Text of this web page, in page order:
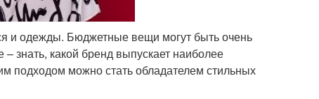
и одежды. Бюджетные вещи могут быть очень
знать, какой бренд выпускает наиболее
подходом можно стать обладателем стильных